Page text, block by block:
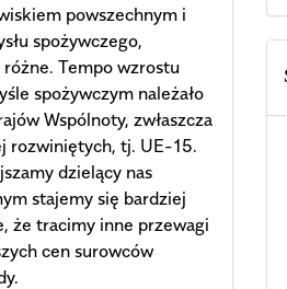
powszechnym i
spożywczego,
Tempo wzrostu
spożywczym należało
Wspólnoty, zwłaszcza
rozwiniętych, tj. UE-15.
dzielący nas
stajemy się bardziej
że tracimy inne przewagi
cen surowców